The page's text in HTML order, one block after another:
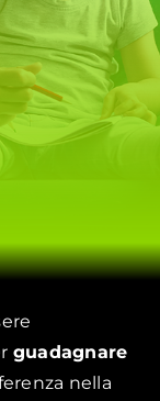
guadagnare
nella